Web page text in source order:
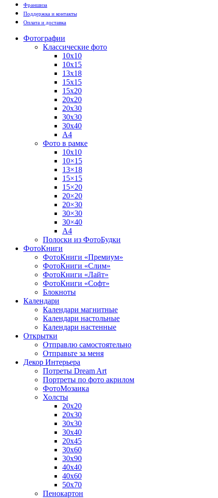
Франшиза
Поддержка и контакты
Оплата и доставка
Фотографии
Классические фото
10х10
10х15
13х18
15х15
15х20
20х20
20х30
30х30
30х40
А4
Фото в рамке
10х10
10×15
13×18
15×15
15×20
20×20
20×30
30×30
30×40
A4
Полоски из ФотоБудки
ФотоКниги
ФотоКниги «Премиум»
ФотоКниги «Слим»
ФотоКниги «Лайт»
ФотоКниги «Софт»
Блокноты
Календари
Календари магнитные
Календари настольные
Календари настенные
Открытки
Отправлю самостоятельно
Отправьте за меня
Декор Интерьера
Потреты Dream Art
Портреты по фото акрилом
ФотоМозаика
Холсты
20х20
20х30
30х30
30х40
20х45
30х60
30х90
40х40
40х60
50х70
Пенокартон